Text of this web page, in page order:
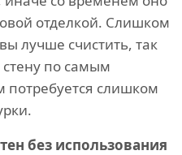
отделкой. Слишком
лучше счистить, так
по самым
слишком
без использования